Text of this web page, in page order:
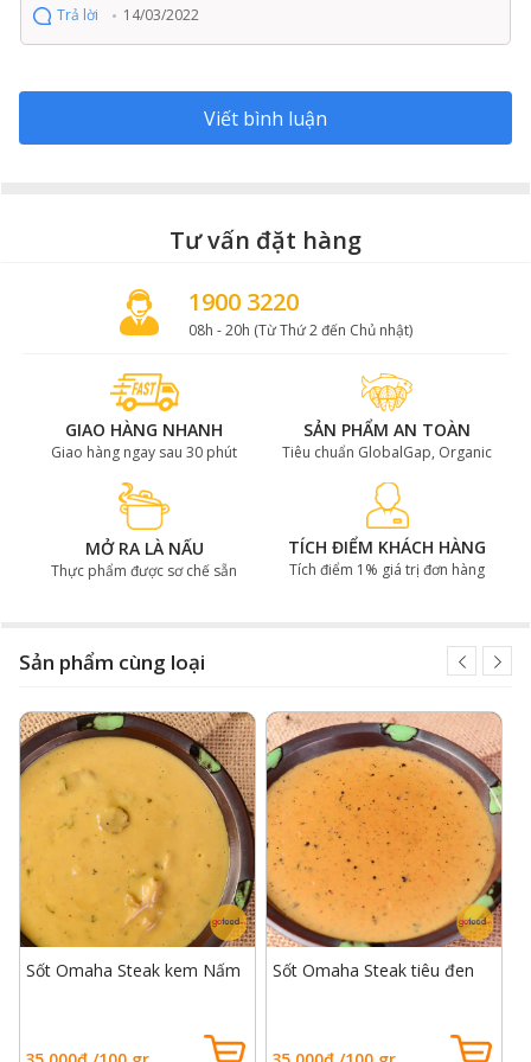
xanh nguyên hạt là lựa chọn lý tưởng cho bữa tiệc gia
đình, tiệc Giáng sinh,… hay bất kỳ dịp lễ nào của bạn với
Miếng beefsteak ngọt mềm ăn cùng sốt tiêu xanh cho
món ăn hoàn hảo
Sốt Omaha Steak tiện dụng và tiết
kiệm thời gian
Gofood đưa ra một giải pháp tối ưu cho những tín đồ
Trả lời 14/03/2022
Viết bình luận
Tư vấn đặt hàng
1900 3220
08h - 20h (Từ Thứ 2 đến Chủ nhật)
GIAO HÀNG NHANH
Giao hàng ngay sau 30 phút
SẢN PHẨM AN TOÀN
Tiêu chuẩn GlobalGap, Organic
MỞ RA LÀ NẤU
Thực phẩm được sơ chế sẵn
TÍCH ĐIỂM KHÁCH HÀNG
Tích điểm 1% giá trị đơn hàng
Sản phẩm cùng loại
Sốt Omaha Steak kem Nấm Sốt Omaha Steak tiêu đen